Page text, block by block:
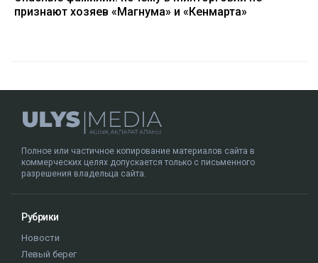
признают хозяев «Магнума» и «Кенмарта»
Полное или частичное копирование материалов сайта в
коммерческих целях допускается только с письменного
разрешения владельца сайта.
Рубрики
Новости
Левый берег